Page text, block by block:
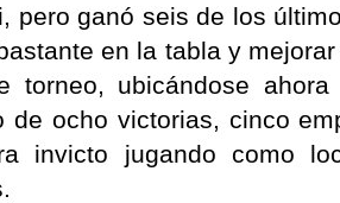
pero ganó seis de los
en la tabla y
torneo, ubicándose
de ocho victorias, cinco
invicto jugando como